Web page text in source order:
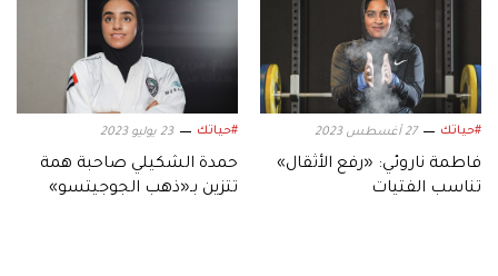
#حياتك 27 أغسطس 2023
فاطمة ناروئي: «رفع الأثقال»
تناسب الفتيات
#حياتك 23 يوليو 2023
حمدة الشكيلي صاحبة همة
تتزين بـ«ذهب الجوجيتسو»